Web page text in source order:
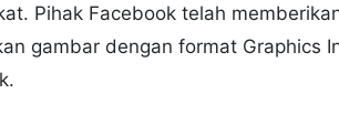
Pihak Facebook telah
gambar dengan format Graphics